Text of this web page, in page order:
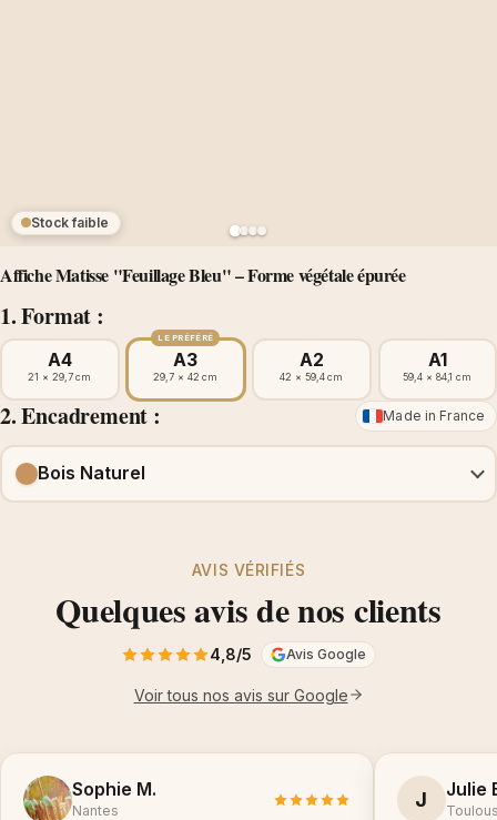
Affiche Matisse "Feuillage Bleu" – Forme végétale épurée
1. Format :
Stock faible
A4
21 × 29,7 cm
LE PRÉFÉRÉ
A3
29,7 × 42 cm
A2
42 × 59,4 cm
A1
59,4 × 84,1 cm
2. Encadrement : Made in France
Bois Naturel
AVIS VÉRIFIÉS
Quelques avis de nos clients
4,8/5 Avis Google
Voir tous nos avis sur Google
Sophie M.
Nantes J Julie